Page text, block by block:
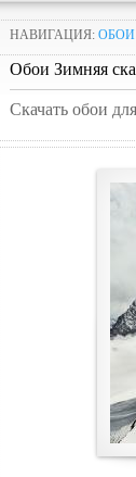
НАВИГАЦИЯ: ОБОИ
Обои Зимняя
Скачать обои